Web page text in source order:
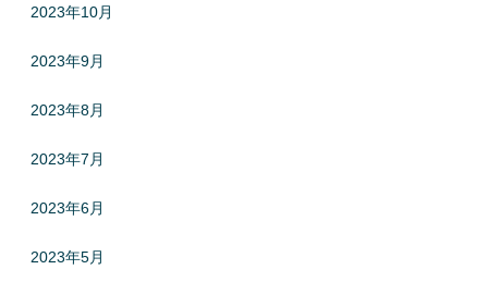
2023年10月
2023年9月
2023年8月
2023年7月
2023年6月
2023年5月